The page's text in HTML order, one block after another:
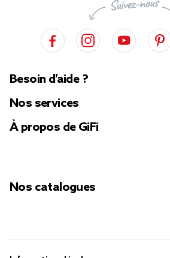
Besoin d’aide ?
Nos services
À propos de GiFi
Nos catalogues